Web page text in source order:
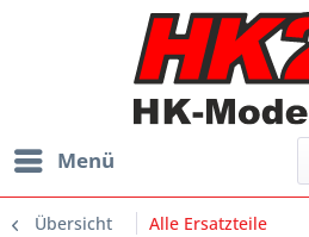
Menü
Übersicht Alle Ersatzteile